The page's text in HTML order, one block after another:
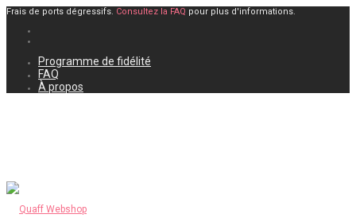
Frais de ports dégressifs. Consultez la FAQ pour plus d'informations.
Programme de fidélité
FAQ
À propos